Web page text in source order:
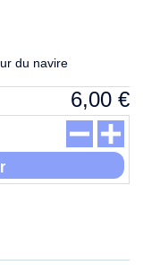
du navire
6,00 €